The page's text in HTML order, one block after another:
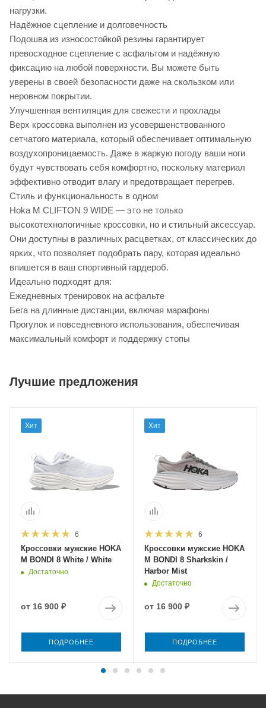
нагрузки.
Надёжное сцепление и долговечность
Подошва из износостойкой резины гарантирует
превосходное сцепление с асфальтом и надёжную
фиксацию на любой поверхности. Вы можете быть
уверены в своей безопасности даже на скользком или
неровном покрытии.
Улучшенная вентиляция для свежести и прохлады
Верх кроссовка выполнен из усовершенствованного
сетчатого материала, который обеспечивает оптимальную
воздухопроницаемость. Даже в жаркую погоду ваши ноги
будут чувствовать себя комфортно, поскольку материал
эффективно отводит влагу и предотвращает перегрев.
Стиль и функциональность в одном
Hoka M CLIFTON 9 WIDE — это не только
высокотехнологичные кроссовки, но и стильный аксессуар.
Они доступны в различных расцветках, от классических до
ярких, что позволяет подобрать пару, которая идеально
впишется в ваш спортивный гардероб.
Идеально подходят для:
Ежедневных тренировок на асфальте
Бега на длинные дистанции, включая марафоны
Прогулок и повседневного использования, обеспечивая
максимальный комфорт и поддержку стопы
Лучшие предложения
Хит
6
Кроссовки мужские HOKA
M BONDI 8 White / White
Достаточно
от 16 900 ₽
ПОДРОБНЕЕ
Хит
6
Кроссовки мужские HOKA
M BONDI 8 Sharkskin /
Harbor Mist
Достаточно
от 16 900 ₽
ПОДРОБНЕЕ